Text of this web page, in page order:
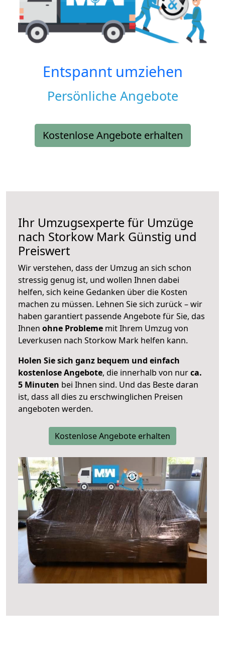
Entspannt umziehen
Persönliche Angebote
Kostenlose Angebote erhalten
Ihr Umzugsexperte für Umzüge
nach Storkow Mark Günstig und
Preiswert
Wir verstehen, dass der Umzug an sich schon
stressig genug ist, und wollen Ihnen dabei
helfen, sich keine Gedanken über die Kosten
machen zu müssen. Lehnen Sie sich zurück – wir
haben garantiert passende Angebote für Sie, das
Ihnen ohne Probleme mit Ihrem Umzug von
Leverkusen nach Storkow Mark helfen kann.
Holen Sie sich ganz bequem und einfach
kostenlose Angebote, die innerhalb von nurca.
5 Minuten bei Ihnen sind. Und das Beste daran
ist, dass all dies zu erschwinglichen Preisen
angeboten werden.
Kostenlose Angebote erhalten